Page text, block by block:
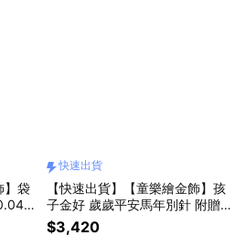
】袋
快速出貨
【快速出貨】【童樂繪金飾】孩
子金好 歲歲平安馬年別針 附贈
馬年平安符 約重0.07錢±0.02
(滿月禮 彌月金飾 黃金999 安全
$3,420